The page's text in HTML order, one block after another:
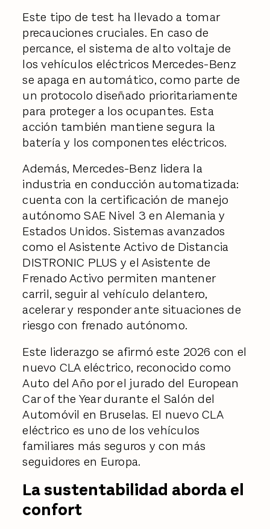
Este tipo de test ha llevado a tomar
precauciones cruciales. En caso de
percance, el sistema de alto voltaje de
los vehículos eléctricos Mercedes-Benz
se apaga en automático, como parte de
un protocolo diseñado prioritariamente
para proteger a los ocupantes. Esta
acción también mantiene segura la
batería y los componentes eléctricos.
Además, Mercedes-Benz lidera la
industria en conducción automatizada:
cuenta con la certificación de manejo
autónomo SAE Nivel 3 en Alemania y
Estados Unidos. Sistemas avanzados
como el Asistente Activo de Distancia
DISTRONIC PLUS y el Asistente de
Frenado Activo permiten mantener
carril, seguir al vehículo delantero,
acelerar y responder ante situaciones de
riesgo con frenado autónomo.
Este liderazgo se afirmó este 2026 con el
nuevo CLA eléctrico, reconocido como
Auto del Año por el jurado del European
Car of the Year durante el Salón del
Automóvil en Bruselas. El nuevo CLA
eléctrico es uno de los vehículos
familiares más seguros y con más
seguidores en Europa.
La sustentabilidad aborda el
confort